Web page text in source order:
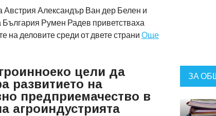
Австрия Александър Ван дер Белен и
България Румен Радев приветстваха
на деловите среди от двете страни Още
цели да
развитието на
предприемачество в
агроиндустрията
ЗА